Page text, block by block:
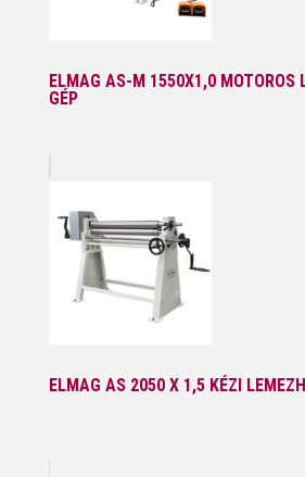
ELMAG AS-M 1550X1,0 MOTOROS
GÉP
ELMAG AS 2050 X 1,5 KÉZI